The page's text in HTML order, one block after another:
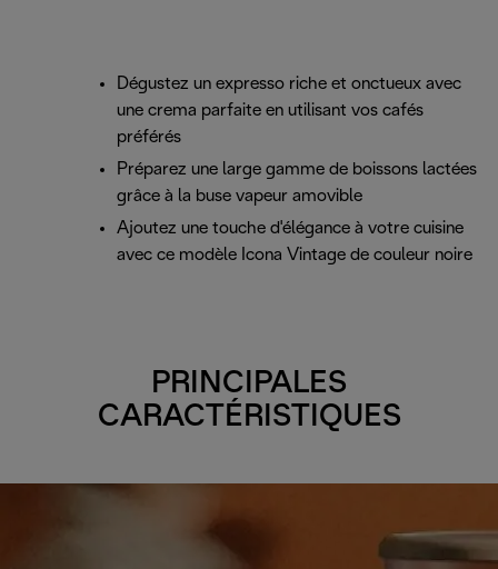
Dégustez un expresso riche et onctueux avec
une crema parfaite en utilisant vos cafés
préférés
Préparez une large gamme de boissons lactées
grâce à la buse vapeur amovible
Ajoutez une touche d'élégance à votre cuisine
avec ce modèle Icona Vintage de couleur noire
PRINCIPALES
CARACTÉRISTIQUES